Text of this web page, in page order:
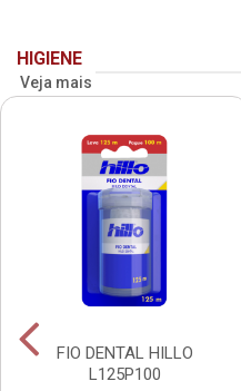
HIGIENE
Veja mais
FIO DENTAL HILLO
L125P100